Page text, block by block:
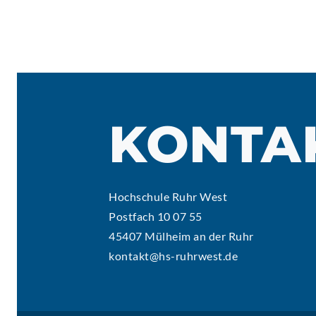
Hochschule Ruhr West
Postfach 10 07 55
45407 Mülheim an der Ruhr
kontakt@hs-ruhrwest.de